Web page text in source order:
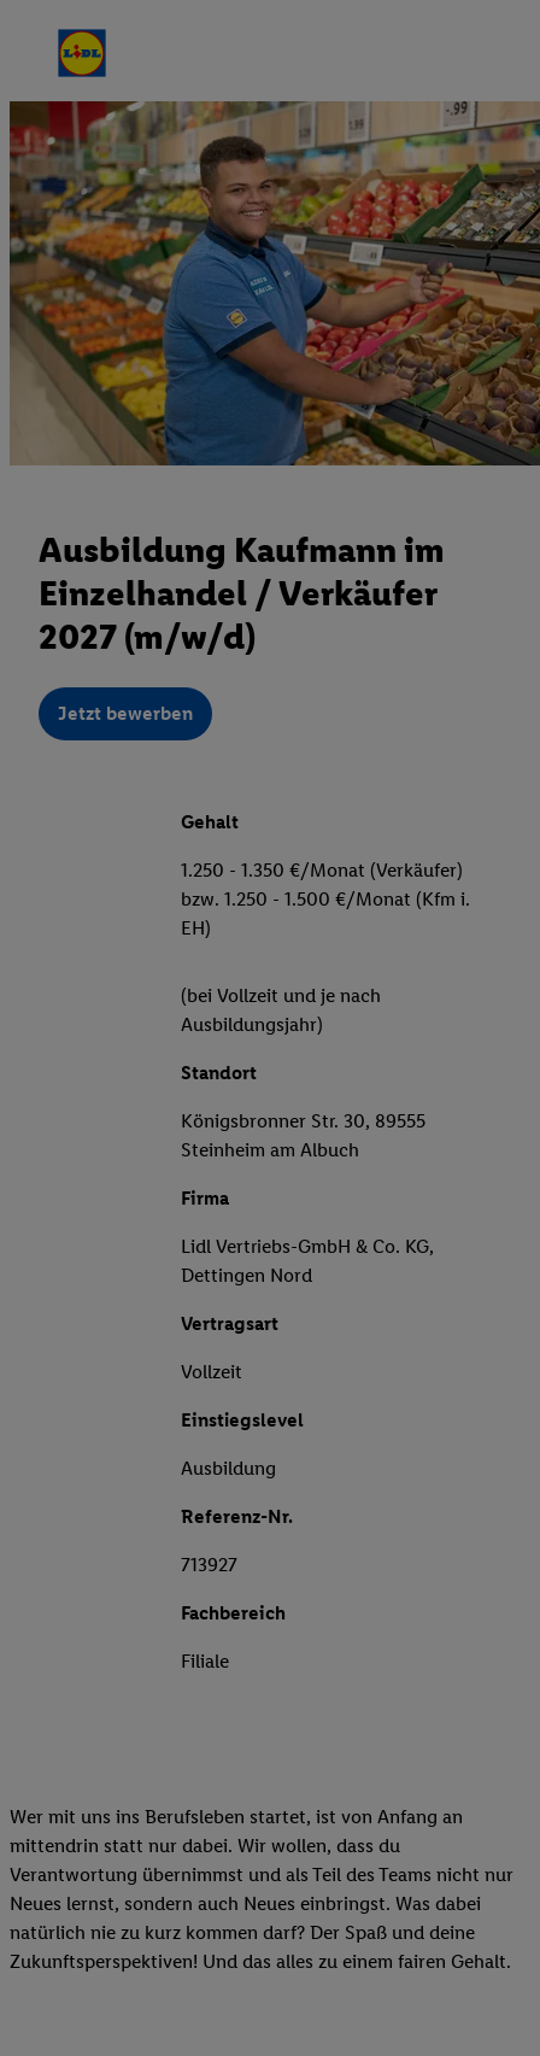
Ausbildung Kaufmann im
Einzelhandel / Verkäufer
2027 (m/w/d)
Jetzt bewerben
Gehalt
1.250 - 1.350 €/Monat (Verkäufer)
bzw. 1.250 - 1.500 €/Monat (Kfm i.
EH)
(bei Vollzeit und je nach
Ausbildungsjahr)
Standort
Königsbronner Str. 30, 89555
Steinheim am Albuch
Firma
Lidl Vertriebs-GmbH & Co. KG,
Dettingen Nord
Vertragsart
Vollzeit
Einstiegslevel
Ausbildung
Referenz-Nr.
713927
Fachbereich
Filiale
Wer mit uns ins Berufsleben startet, ist von Anfang an
mittendrin statt nur dabei. Wir wollen, dass du
Verantwortung übernimmst und als Teil des Teams nicht nur
Neues lernst, sondern auch Neues einbringst. Was dabei
natürlich nie zu kurz kommen darf? Der Spaß und deine
Zukunftsperspektiven! Und das alles zu einem fairen Gehalt.